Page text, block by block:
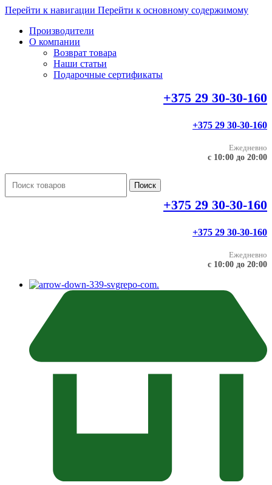
Перейти к навигации Перейти к основному содержимому
Производители
О компании
Возврат товара
Наши статьи
Подарочные сертификаты
+375 29 30-30-160
+375 29 30-30-160
Ежедневно
с 10:00 до 20:00
Поиск
+375 29 30-30-160
+375 29 30-30-160
Ежедневно
с 10:00 до 20:00
.